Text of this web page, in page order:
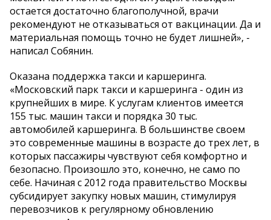
остается достаточно благополучной, врачи
рекомендуют не отказываться от вакцинации. Да и
материальная помощь точно не будет лишней», -
написал Собянин.
Оказана поддержка такси и каршеринга.
«Московский парк такси и каршеринга - один из
крупнейших в мире. К услугам клиентов имеется
155 тыс. машин такси и порядка 30 тыс.
автомобилей каршеринга. В большинстве своем
это современные машины в возрасте до трех лет, в
которых пассажиры чувствуют себя комфортно и
безопасно. Произошло это, конечно, не само по
себе. Начиная с 2012 года правительство Москвы
субсидирует закупку новых машин, стимулируя
перевозчиков к регулярному обновлению